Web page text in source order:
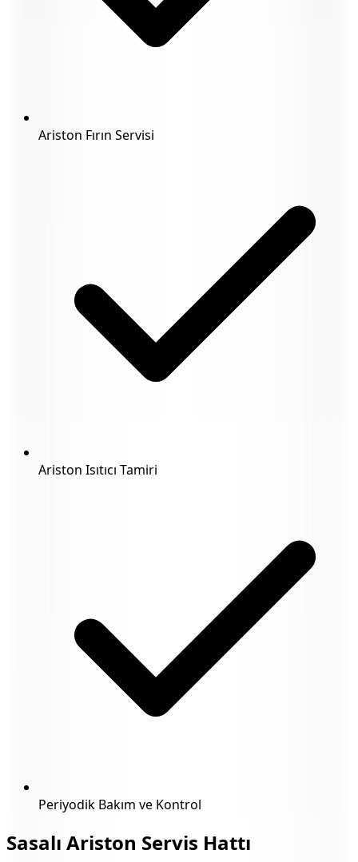
Ariston Fırın Servisi
Ariston Isıtıcı Tamiri
Periyodik Bakım ve Kontrol
Sasalı Ariston Servis Hattı